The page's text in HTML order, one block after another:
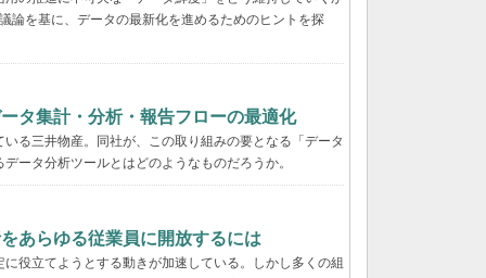
論を基に、データの最新化を進めるためのヒントを探
タ集計・分析・報告フローの最適化
る三井物産。同社が、この取り組みの要となる「データ
ータ分析ツールとはどのようなものだろうか。
あらゆる従業員に開放するには
役立てようとする動きが加速している。しかし多くの組